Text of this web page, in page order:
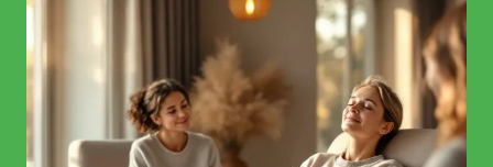
RISVEGLIO
QUI